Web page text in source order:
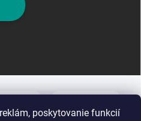
poskytovanie funkcií